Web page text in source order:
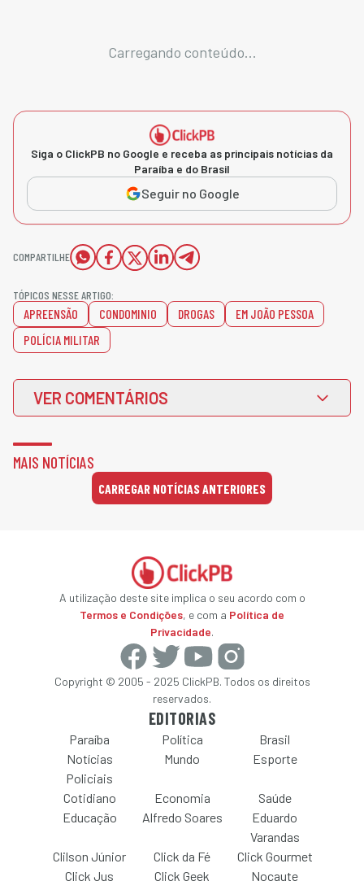
Carregando conteúdo...
Siga o ClickPB no Google e receba as principais notícias da
Paraíba e do Brasil
Seguir no Google
COMPARTILHE
TÓPICOS NESSE ARTIGO:
APREENSÃO CONDOMINIO DROGAS
EM JOÃO PESSOA
POLÍCIA MILITAR
VER COMENTÁRIOS
MAIS NOTÍCIAS
CARREGAR NOTÍCIAS ANTERIORES
A utilização deste site implica o seu acordo com o
Termos e Condições, e com a Política de
Privacidade.
Copyright © 2005 - 2025 ClickPB. Todos os direitos
reservados.
EDITORIAS
Paraíba Política
Brasil
Notícias
Policiais
Mundo Esporte
Cotidiano Economia
Saúde
Educação
Alfredo Soares
Eduardo
Varandas
Clilson Júnior
Click da Fé
Click Gourmet
Click Jus
Click Geek Nocaute